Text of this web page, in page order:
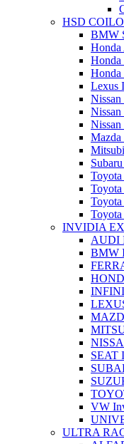
HSD
BMW
Honda
Honda
Lexus
Toyota
Toyota
INVIDIA
AUDI
BMW
SEAT
VW
ULTRA